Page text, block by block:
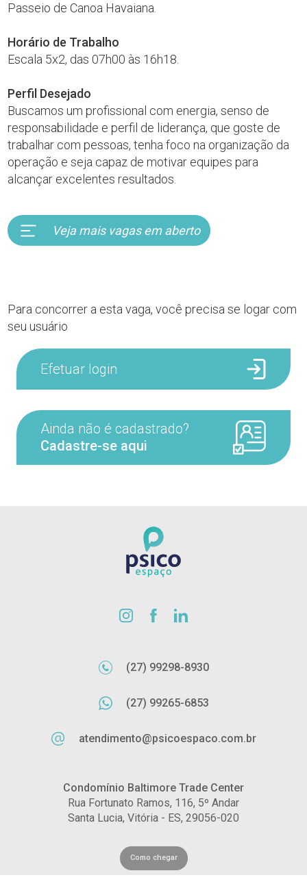
Passeio de Canoa Havaiana.
Horário de Trabalho
Escala 5x2, das 07h00 às 16h18.
Perfil Desejado
Buscamos um profissional com energia, senso de
responsabilidade e perfil de liderança, que goste de
trabalhar com pessoas, tenha foco na organização da
operação e seja capaz de motivar equipes para
alcançar excelentes resultados.
Veja mais vagas em aberto
Para concorrer a esta vaga, você precisa se logar com
seu usuário
Efetuar login
Ainda não é cadastrado?
Cadastre-se aqui
(27) 99298-8930
(27) 99265-6853
atendimento@psicoespaco.com.br
Condomínio Baltimore Trade Center
Rua Fortunato Ramos, 116, 5º Andar
Santa Lucia, Vitória - ES, 29056-020
Como chegar